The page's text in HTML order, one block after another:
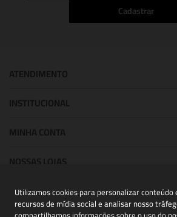
Utilizamos cookies para personalizar
recursos de mídia social e analisar nosso
Cadastrar
NOSSAS LOJAS
POWERED BY: